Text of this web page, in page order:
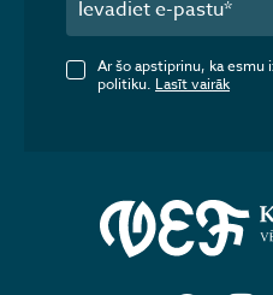
Ar šo apstiprinu, ka esmu
politiku. Lasīt vairāk